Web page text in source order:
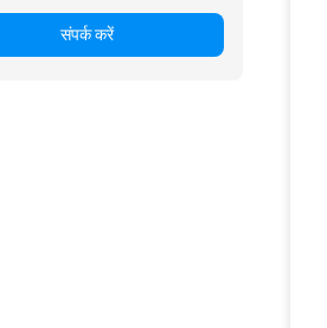
संपर्क करें